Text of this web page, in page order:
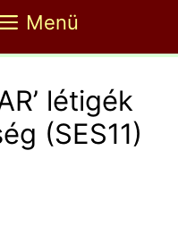
Menü
létigék
(SES11)